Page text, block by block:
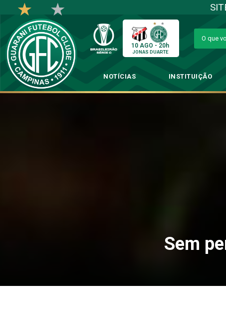
10 AGO - 20h
JONAS DUARTE
NOTÍCIAS INSTITUIÇÃO
Sem
Sem